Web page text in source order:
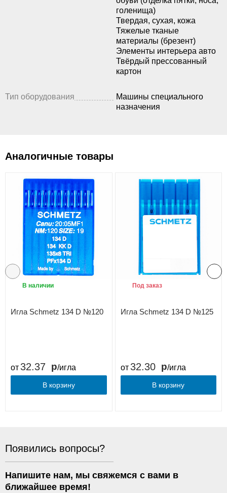
голенища)
Твердая, сухая, кожа
Тяжелые тканые
материалы (брезент)
Элементы интерьера авто
Твёрдый прессованный
картон
Тип оборудования
Машины специального
назначения
Аналогичные товары
Игла Schmetz 134 D №120
В наличии
от 32.37 /игла
В корзину
Игла Schmetz 134 D №125
Под заказ
от 32.30 /игла
В корзину
Появились вопросы?
Напишите нам, мы свяжемся с вами в
ближайшее время!